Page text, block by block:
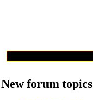
New forum topics